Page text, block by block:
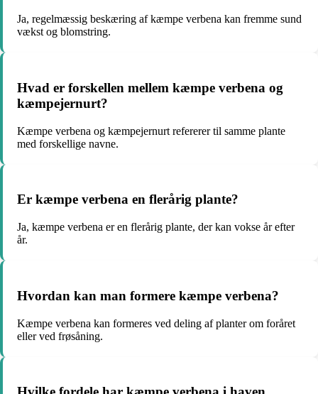
Ja, regelmæssig beskæring af kæmpe verbena kan fremme sund
vækst og blomstring.
Hvad er forskellen mellem kæmpe verbena og
kæmpejernurt?
Kæmpe verbena og kæmpejernurt refererer til samme plante
med forskellige navne.
Er kæmpe verbena en flerårig plante?
Ja, kæmpe verbena er en flerårig plante, der kan vokse år efter
år.
Hvordan kan man formere kæmpe verbena?
Kæmpe verbena kan formeres ved deling af planter om foråret
eller ved frøsåning.